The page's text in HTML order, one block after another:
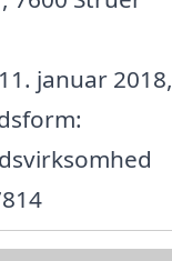
januar 2018,